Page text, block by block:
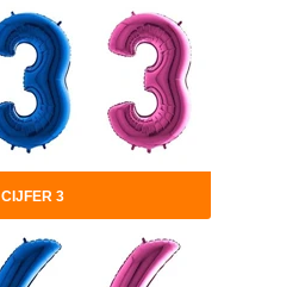
CIJFER 3